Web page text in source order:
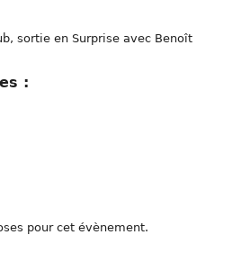
sortie en Surprise avec Benoît
:
pour cet évènement.